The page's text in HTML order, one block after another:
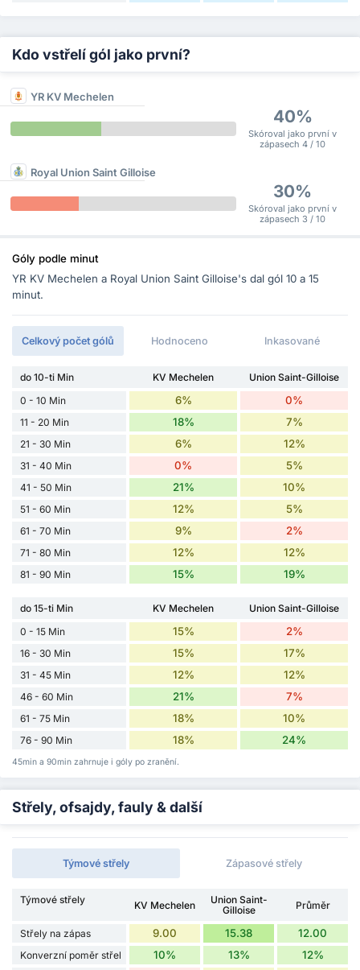
Kdo vstřelí gól jako první?
YR KV Mechelen
40%
Skóroval jako první v
zápasech 4 / 10
Royal Union Saint Gilloise
30%
Skóroval jako první v
zápasech 3 / 10
Góly podle minut
YR KV Mechelen a Royal Union Saint Gilloise's dal gól 10 a 15
minut.
Celkový počet gólů Hodnoceno Inkasované
do 10-ti Min KV Mechelen
Union Saint-Gilloise
0 - 10 Min
6% 0%
11 - 20 Min 18% 7%
21 - 30 Min 6% 12%
31 - 40 Min 0% 5%
41 - 50 Min 21% 10%
51 - 60 Min 12% 5%
61 - 70 Min 9% 2%
71 - 80 Min 12% 12%
81 - 90 Min 15% 19%
do 15-ti Min KV Mechelen
Union Saint-Gilloise
0 - 15 Min
15% 2%
16 - 30 Min 15% 17%
31 - 45 Min 12% 12%
46 - 60 Min 21% 7%
61 - 75 Min 18% 10%
76 - 90 Min 18% 24%
45min a 90min zahrnuje i góly po zranění.
Střely, ofsajdy, fauly & další
Týmové střely Zápasové střely
Týmové střely KV Mechelen
Union Saint-
Gilloise
Průměr
Střely na zápas 9.00 15.38 12.00
Konverzní poměr střel 10% 13% 12%